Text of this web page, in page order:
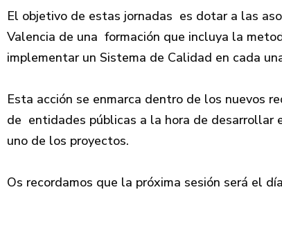
El objetivo de estas jornadas es dotar a las
Valencia de una formación que incluya la
implementar un Sistema de Calidad en cada
Esta acción se enmarca dentro de los nuevos
de entidades públicas a la hora de desarrollar
uno de los proyectos.
Os recordamos que la próxima sesión será el